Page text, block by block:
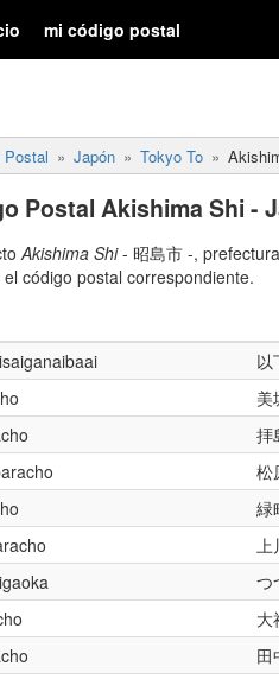
mi código postal
Postal Japón Tokyo To
Postal Akishima Shi -
Akishima Shi- 昭島市 -,
código postal correspondiente.
以
美
拝
松
緑
上
つ
大
田